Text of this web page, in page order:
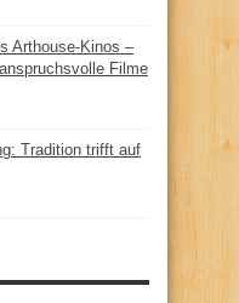
Arthouse-Kinos –
Filme
Tradition trifft auf